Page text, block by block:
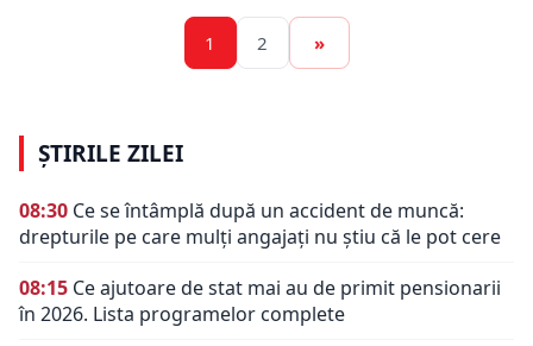
1 2 »
ȘTIRILE ZILEI
08:30 Ce se întâmplă după un accident de muncă:
drepturile pe care mulți angajați nu știu că le pot cere
08:15 Ce ajutoare de stat mai au de primit pensionarii
în 2026. Lista programelor complete